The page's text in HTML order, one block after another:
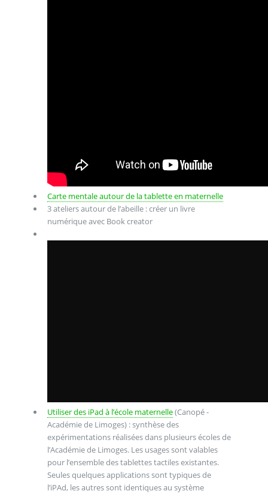
Carte mentale autour de la tablette en maternelle
3 ateliers autour de l’abeille : créer un livre
numérique avec Book creator
Utiliser des iPad à l’école maternelle(Canopé -
Académie de Limoges) : synthèse des
expérimentations réalisées dans plusieurs écoles de
l’Académie de Limoges. Les usages sont valables
pour l’ensemble des tablettes tactiles existantes.
Seules quelques applications sont typiques de
l’iPAd, les autres sont identiques au système